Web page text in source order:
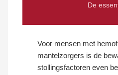
De
Voor mensen met
mantelzorgers is de
stollingsfactoren even